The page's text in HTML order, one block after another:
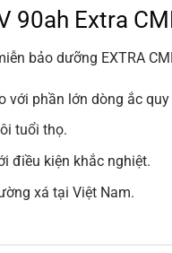
90ah Extra
bảo dưỡng EXTRA
với phần lớn dòng ắc quy
tuổi thọ.
điều kiện khắc nghiệt.
xá tại Việt Nam.